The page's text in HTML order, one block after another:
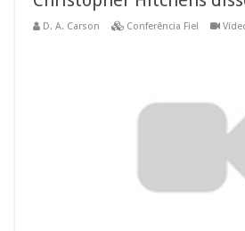
D. A. Carson Conferência Fiel